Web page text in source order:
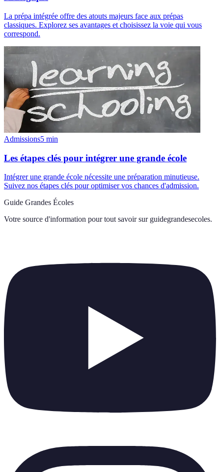
La prépa intégrée offre des atouts majeurs face aux prépas
classiques. Explorez ses avantages et choisissez la voie qui vous
correspond.
Admissions5 min
Les étapes clés pour intégrer une grande école
Intégrer une grande école nécessite une préparation minutieuse.
Suivez nos étapes clés pour optimiser vos chances d'admission.
Guide Grandes Écoles
Votre source d'information pour tout savoir sur guidegrandesecoles.